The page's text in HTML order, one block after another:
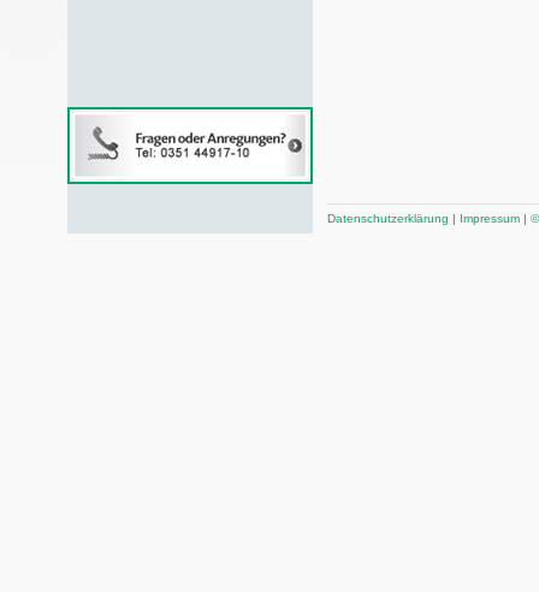
Datenschutzerklärung | Impressum |